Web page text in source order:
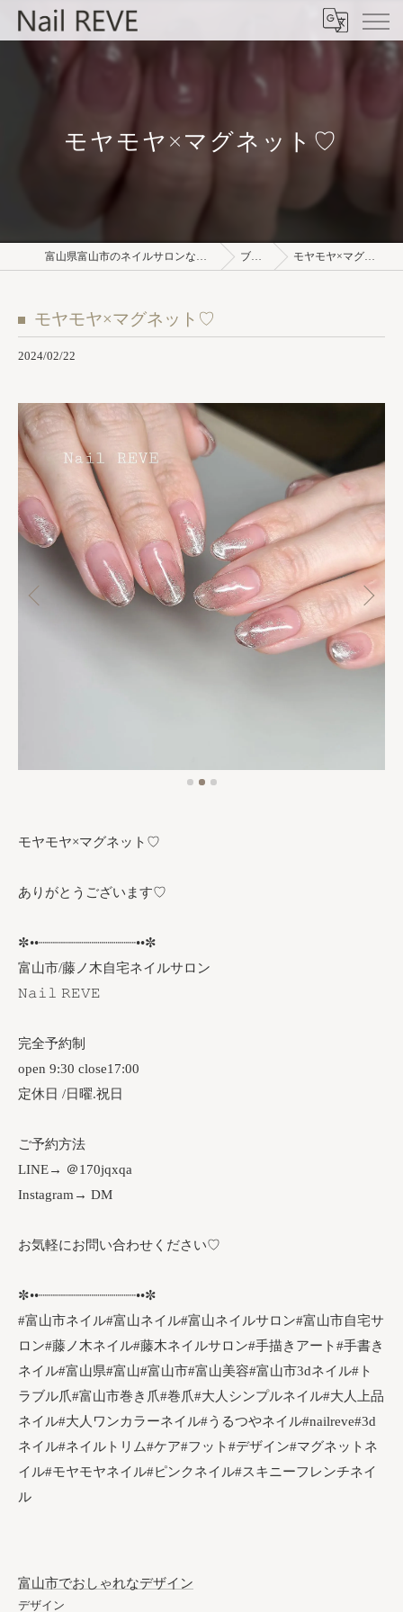
モヤモヤ×マグネット♡
富山県富山市のネイルサロンならNail REVE ブログ モヤモヤ×マグネット♡
モヤモヤ×マグネット♡
2024/02/22
モヤモヤ×マグネット♡
ありがとうございます♡
✼••┈┈┈┈┈┈┈┈┈┈┈┈••✼
富山市/藤ノ木自宅ネイルサロン
𝙽𝚊𝚒𝚕 𝚁𝙴𝚅𝙴
完全予約制
open 9:30 close17:00
定休日 /日曜.祝日
ご予約方法
LINE→ ＠170jqxqa
Instagram→ DM
お気軽にお問い合わせください♡
✼••┈┈┈┈┈┈┈┈┈┈┈┈••✼
#富山市ネイル#富山ネイル#富山ネイルサロン#富山市自宅サ
ロン#藤ノ木ネイル#藤木ネイルサロン#手描きアート#手書き
ネイル#富山県#富山#富山市#富山美容#富山市3dネイル#ト
ラブル爪#富山市巻き爪#巻爪#大人シンプルネイル#大人上品
ネイル#大人ワンカラーネイル#うるつやネイル#nailreve#3d
ネイル#ネイルトリム#ケア#フット#デザイン#マグネットネ
イル#モヤモヤネイル#ピンクネイル#スキニーフレンチネイ
ル
富山市でおしゃれなデザイン
デザイン